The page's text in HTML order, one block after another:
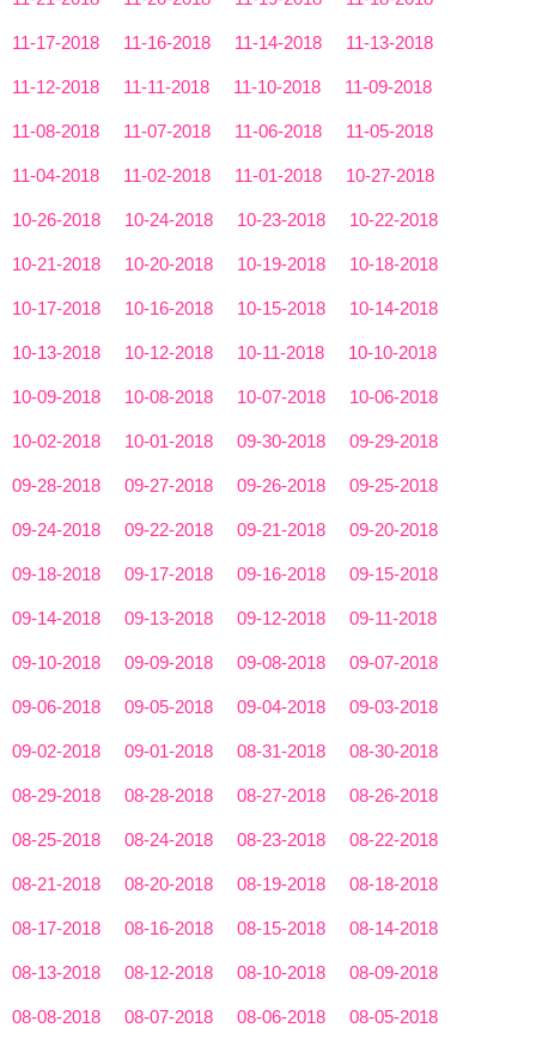
11-17-2018 11-16-2018 11-14-2018 11-13-2018
11-12-2018 11-11-2018 11-10-2018 11-09-2018
11-08-2018 11-07-2018 11-06-2018 11-05-2018
11-04-2018 11-02-2018 11-01-2018 10-27-2018
10-26-2018 10-24-2018 10-23-2018 10-22-2018
10-21-2018 10-20-2018 10-19-2018 10-18-2018
10-17-2018 10-16-2018 10-15-2018 10-14-2018
10-13-2018 10-12-2018 10-11-2018 10-10-2018
10-09-2018 10-08-2018 10-07-2018 10-06-2018
10-02-2018 10-01-2018 09-30-2018 09-29-2018
09-28-2018 09-27-2018 09-26-2018 09-25-2018
09-24-2018 09-22-2018 09-21-2018 09-20-2018
09-18-2018 09-17-2018 09-16-2018 09-15-2018
09-14-2018 09-13-2018 09-12-2018 09-11-2018
09-10-2018 09-09-2018 09-08-2018 09-07-2018
09-06-2018 09-05-2018 09-04-2018 09-03-2018
09-02-2018 09-01-2018 08-31-2018 08-30-2018
08-29-2018 08-28-2018 08-27-2018 08-26-2018
08-25-2018 08-24-2018 08-23-2018 08-22-2018
08-21-2018 08-20-2018 08-19-2018 08-18-2018
08-17-2018 08-16-2018 08-15-2018 08-14-2018
08-13-2018 08-12-2018 08-10-2018 08-09-2018
08-08-2018 08-07-2018 08-06-2018 08-05-2018